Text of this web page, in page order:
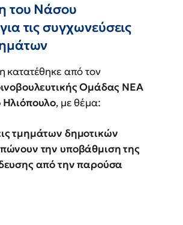
του Νάσου
τις συγχωνεύσεις
από τον
Ομάδας ΝΕΑ
, με θέμα:
τμημάτων δημοτικών
την υποβάθμιση της
από την παρούσα